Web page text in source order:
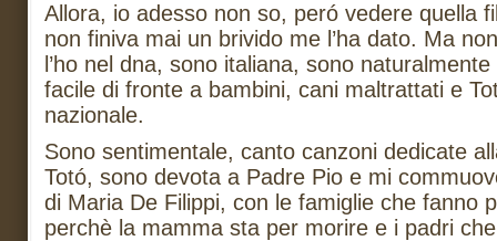
Allora, io adesso non so, peró vedere quella
non finiva mai un brivido me l’ha dato. Ma
l’ho nel dna, sono italiana, sono
facile di fronte a bambini, cani maltrattati e
nazionale.
Sono sentimentale, canto canzoni dedicate
Totó, sono devota a Padre Pio e mi
di Maria De Filippi, con le famiglie che fanno
perchè la mamma sta per morire e i padri